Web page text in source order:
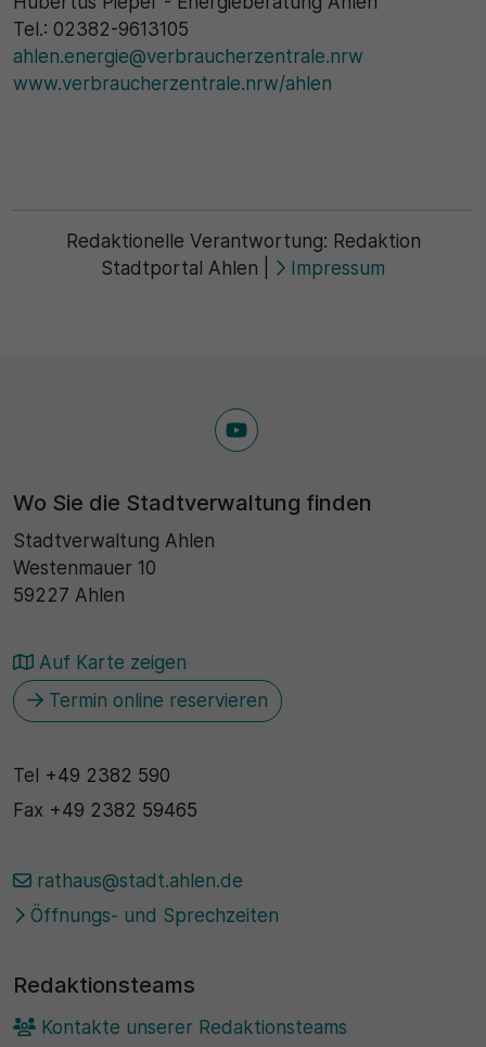
Tel.: 02382-9613105
ahlen.energie@verbraucherzentrale.nrw
www.verbraucherzentrale.nrw/ahlen
Redaktionelle Verantwortung: Redaktion
Stadtportal Ahlen
Impressum
Wo Sie die Stadtverwaltung finden
Stadtverwaltung Ahlen
Westenmauer 10
59227 Ahlen
Auf Karte zeigen
Termin online reservieren
Tel +49 2382 590
Fax +49 2382 59465
rathaus@stadt.ahlen.de
Öffnungs- und Sprechzeiten
Redaktionsteams
Kontakte unserer Redaktionsteams